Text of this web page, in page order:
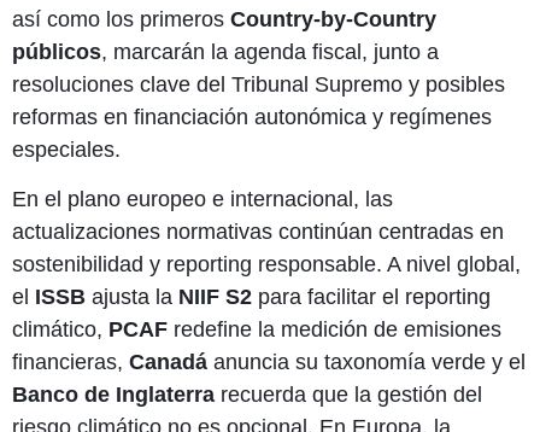
así como los primeros Country-by-Country
públicos, marcarán la agenda fiscal, junto a
resoluciones clave del Tribunal Supremo y posibles
reformas en financiación autonómica y regímenes
especiales.
En el plano europeo e internacional, las
actualizaciones normativas continúan centradas en
sostenibilidad y reporting responsable. A nivel global,
el ISSB ajusta la NIIF S2 para facilitar el reporting
climático, PCAF redefine la medición de emisiones
financieras, Canadá anuncia su taxonomía verde y el
Banco de Inglaterra recuerda que la gestión del